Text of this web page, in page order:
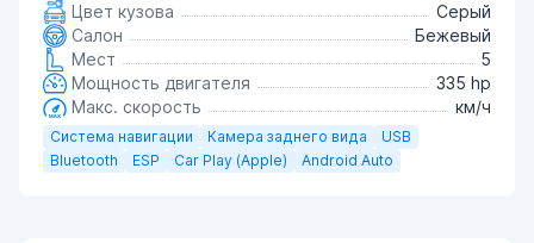
Цвет кузова
Серый
Салон
Бежевый
Мест
5
Мощность двигателя
335 hp
Макс. скорость
км/ч
Система навигации Камера заднего вида
USB
Bluetooth
ESP Car Play (Apple) Android Auto